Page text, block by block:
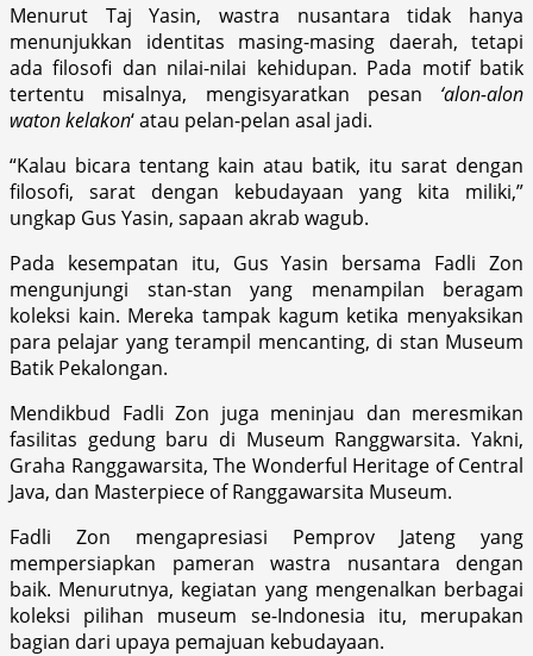
Menurut Taj Yasin, wastra nusantara tidak hanya
menunjukkan identitas masing-masing daerah, tetapi
ada filosofi dan nilai-nilai kehidupan. Pada motif batik
tertentu misalnya, mengisyaratkan pesan ‘alon-alon
waton kelakon‘ atau pelan-pelan asal jadi.
“Kalau bicara tentang kain atau batik, itu sarat dengan
filosofi, sarat dengan kebudayaan yang kita miliki,”
ungkap Gus Yasin, sapaan akrab wagub.
Pada kesempatan itu, Gus Yasin bersama Fadli Zon
mengunjungi stan-stan yang menampilan beragam
koleksi kain. Mereka tampak kagum ketika menyaksikan
para pelajar yang terampil mencanting, di stan Museum
Batik Pekalongan.
Mendikbud Fadli Zon juga meninjau dan meresmikan
fasilitas gedung baru di Museum Ranggwarsita. Yakni,
Graha Ranggawarsita, The Wonderful Heritage of Central
Java, dan Masterpiece of Ranggawarsita Museum.
Fadli Zon mengapresiasi Pemprov Jateng yang
mempersiapkan pameran wastra nusantara dengan
baik. Menurutnya, kegiatan yang mengenalkan berbagai
koleksi pilihan museum se-Indonesia itu, merupakan
bagian dari upaya pemajuan kebudayaan.